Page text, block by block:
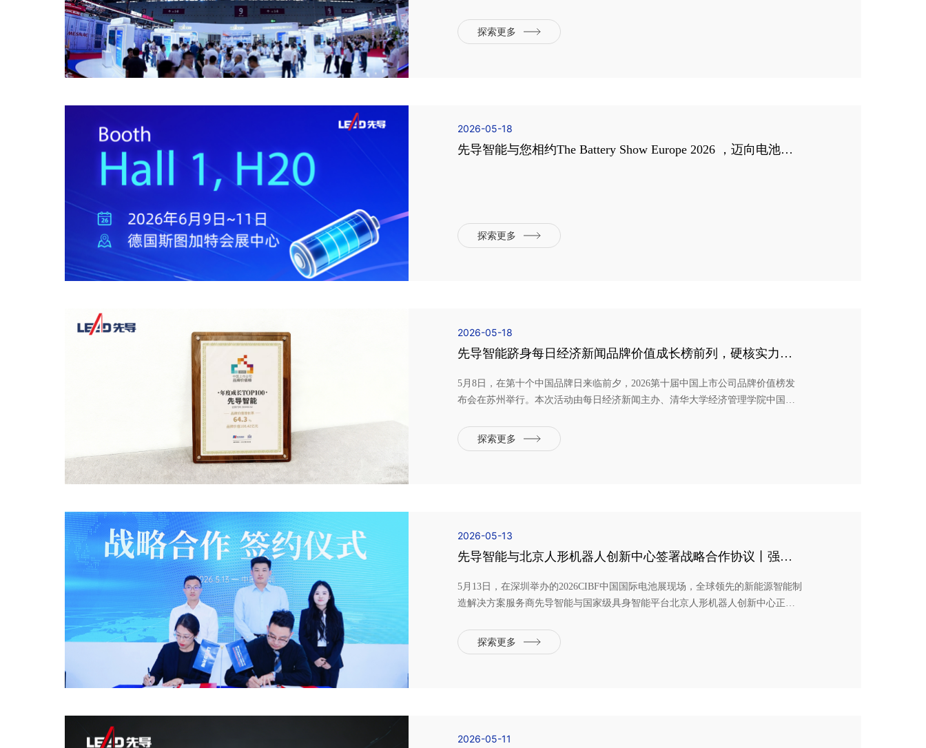
全栈方案提供商的姿态重磅参展，集中发布大储能、固态电池、动力电池、智能
检测四大领域新一代核...
探索更多
2026-05-18
先导智能与您相约The Battery Show Europe 2026 ，迈向电池智
探索更多
2026-05-18
先导智能跻身每日经济新闻品牌价值成长榜前列，硬核实力铸
5月8日，在第十个中国品牌日来临前夕，2026第十届中国上市公司品牌价值榜发
布会在苏州举行。本次活动由每日经济新闻主办、清华大学经济管理学院中国企
探讨数智时代品牌发展新趋势、新路径，同时重磅发布系列榜单，全面展现中国
上市公司的品牌力量与...
探索更多
2026-05-13
先导智能与北京人形机器人创新中心签署战略合作协议丨强强
5月13日，在深圳举办的2026CIBF中国国际电池展现场，全球领先的新能源智能制
造解决方案服务商先导智能与国家级具身智能平台北京人形机器人创新中心正式
智能前沿技术深度融合，携手推动人形机器人从实验室走向工业产线规模化落
地，重塑新能源乃至高...
探索更多
2026-05-11